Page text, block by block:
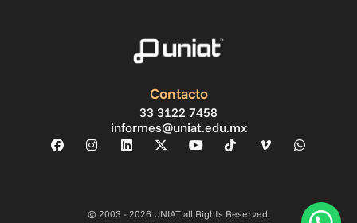
Contacto
33 3122 7458
informes@uniat.edu.mx
© 2003 - 2026 UNIAT all Rights Reserved.